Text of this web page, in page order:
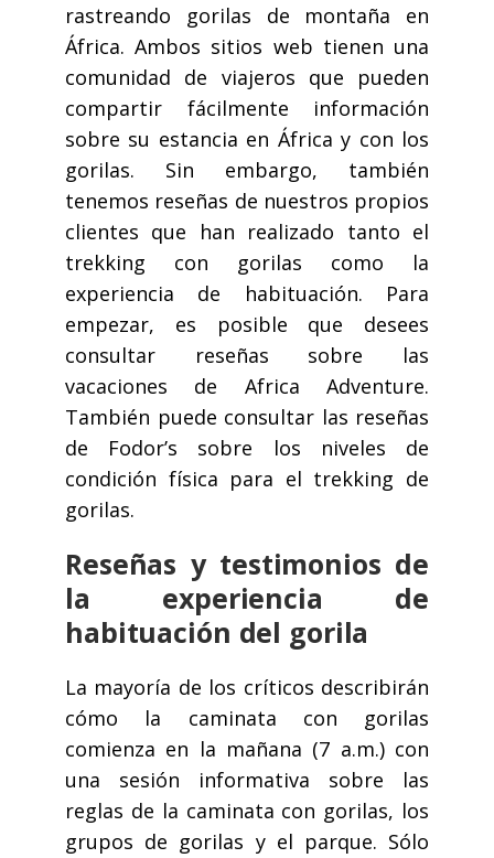
rastreando gorilas de montaña en
África. Ambos sitios web tienen una
comunidad de viajeros que pueden
compartir fácilmente información
sobre su estancia en África y con los
gorilas. Sin embargo, también
tenemos reseñas de nuestros propios
clientes que han realizado tanto el
trekking con gorilas como la
experiencia de habituación. Para
empezar, es posible que desees
consultar reseñas sobre las
vacaciones de Africa Adventure.
También puede consultar las reseñas
de Fodor’s sobre los niveles de
condición física para el trekking de
gorilas.
Reseñas y testimonios de
la experiencia de
habituación del gorila
La mayoría de los críticos describirán
cómo la caminata con gorilas
comienza en la mañana (7 a.m.) con
una sesión informativa sobre las
reglas de la caminata con gorilas, los
grupos de gorilas y el parque. Sólo